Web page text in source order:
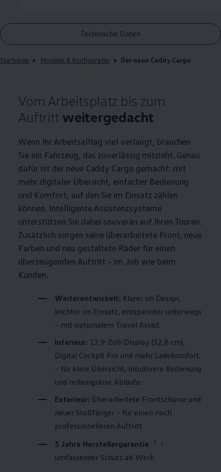
Technische Daten
Startseite Modelle & Konfigurator Der neue Caddy Cargo
Vom Arbeitsplatz bis zum
Auftritt weitergedacht
Wenn Ihr Arbeitsalltag viel verlangt, brauchen
Sie ein Fahrzeug, das zuverlässig mitzieht. Genau
dafür ist der neue Caddy Cargo gemacht: mit
mehr digitaler Übersicht, einfacher Bedienung
und Komfort, auf den Sie im Einsatz zählen
können. Intelligente Assistenzsysteme
unterstützen Sie dabei souverän auf Ihren Touren.
Zusätzlich sorgen seine überarbeitete Front, neue
Farben und neu gestaltete Räder für einen
überzeugenden Auftritt – im Job wie beim
Kunden.
Weiterentwickelt: Klarer im Design,
leichter im Einsatz, entspannter unterwegs
– mit optionalem Travel Assist.
Interieur: 12,9-Zoll-Display (32,8 cm),
Digital Cockpit Pro und mehr Ladekomfort
– für klare Übersicht, intuitivere Bedienung
und reibungslose Abläufe.
Exterieur: Überarbeitete Frontschürze und
neuer Stoßfänger – für einen noch
professionelleren Auftritt.
5 Jahre Herstellergarantie
1
:
umfassender Schutz ab Werk.